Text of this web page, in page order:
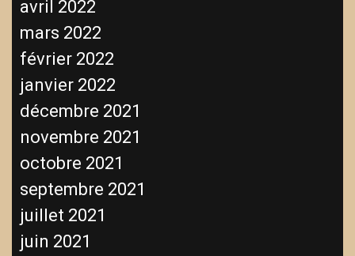
avril 2022
mars 2022
février 2022
janvier 2022
décembre 2021
novembre 2021
octobre 2021
septembre 2021
juillet 2021
juin 2021